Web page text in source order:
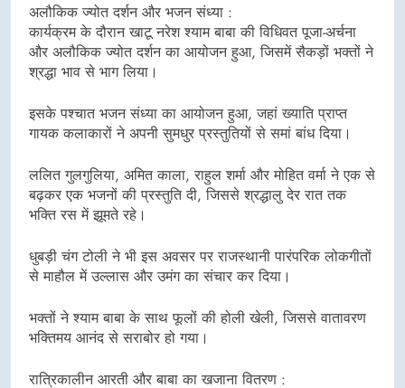
अलौकिक ज्योत दर्शन और भजन संध्या :
कार्यक्रम के दौरान खाटू नरेश श्याम बाबा की विधिवत पूजा-अर्चना
और अलौकिक ज्योत दर्शन का आयोजन हुआ, जिसमें सैकड़ों भक्तों ने
श्रद्धा भाव से भाग लिया।
इसके पश्चात भजन संध्या का आयोजन हुआ, जहां ख्याति प्राप्त
गायक कलाकारों ने अपनी सुमधुर प्रस्तुतियों से समां बांध दिया।
ललित गुलगुलिया, अमित काला, राहुल शर्मा और मोहित वर्मा ने एक से
बढ़कर एक भजनों की प्रस्तुति दी, जिससे श्रद्धालु देर रात तक
भक्ति रस में झूमते रहे।
धुबड़ी चंग टोली ने भी इस अवसर पर राजस्थानी पारंपरिक लोकगीतों
से माहौल में उल्लास और उमंग का संचार कर दिया।
भक्तों ने श्याम बाबा के साथ फूलों की होली खेली, जिससे वातावरण
भक्तिमय आनंद से सराबोर हो गया।
रात्रिकालीन आरती और बाबा का खजाना वितरण :